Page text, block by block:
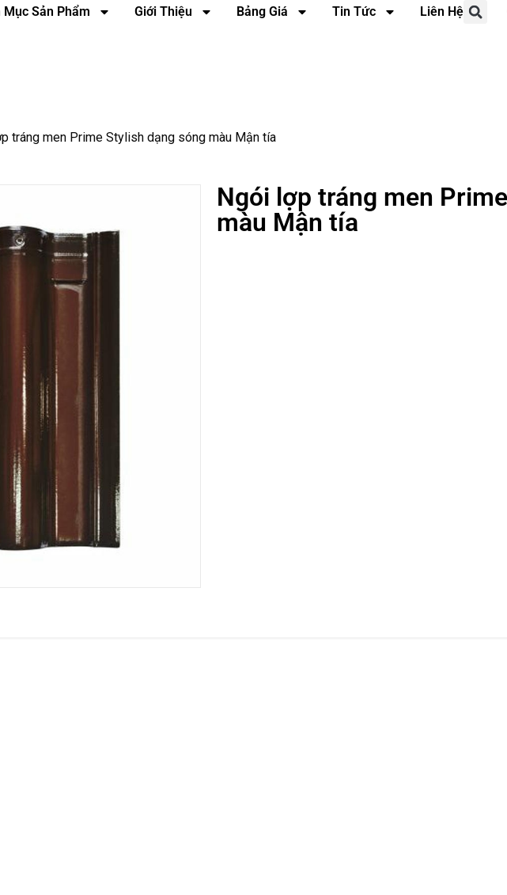
Mục Sản Phẩm Giới Thiệu Bảng Giá Tin Tức Liên Hệ
tráng men Prime Stylish dạng sóng màu Mận tía
Ngói lợp tráng men
màu Mận tía